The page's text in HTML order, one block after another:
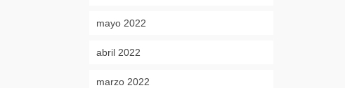
mayo 2022
abril 2022
marzo 2022